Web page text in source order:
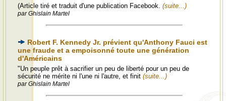
(Article tiré et traduit d'une publication Facebook. (suite...)
par Ghislain Martel
Robert F. Kennedy Jr. prévient qu'Anthony Fauci est
une fraude et a empoisonné toute une génération
d'Américains
"Un peuple prêt à sacrifier un peu de liberté pour un peu de
sécurité ne mérite ni l'une ni l'autre, et finit (suite...)
par Ghislain Martel